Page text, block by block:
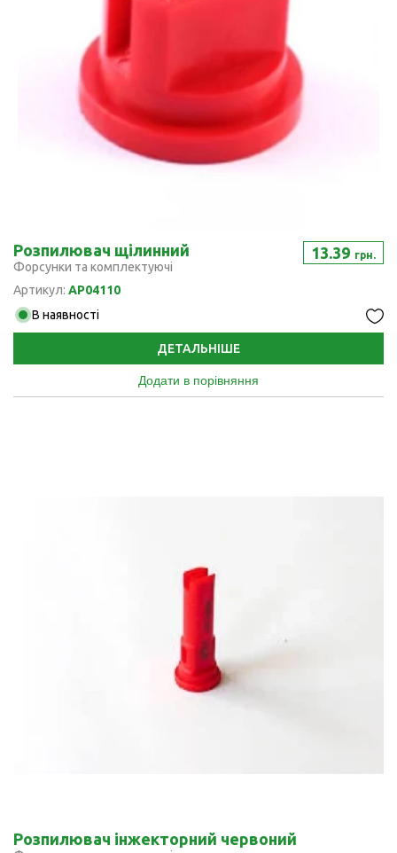
Розпилювач щілинний
Форсунки та комплектуючі
Артикул: AP04110
13.39 грн.
В наявності
ДЕТАЛЬНІШЕ
Додати в порівняння
Розпилювач інжекторний червоний